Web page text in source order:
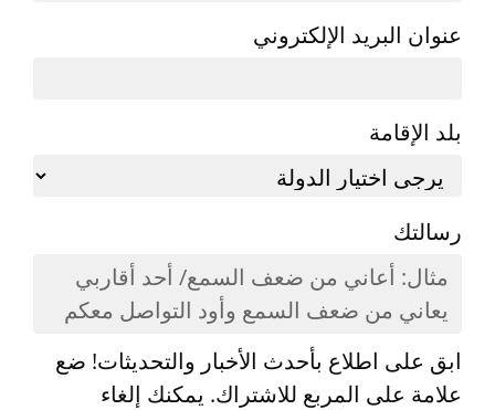
عنوان البريد الإلكتروني
بلد الإقامة
رسالتك
ابق على اطلاع بأحدث الأخبار والتحديثات! ضع
علامة على المربع للاشتراك. يمكنك إلغاء